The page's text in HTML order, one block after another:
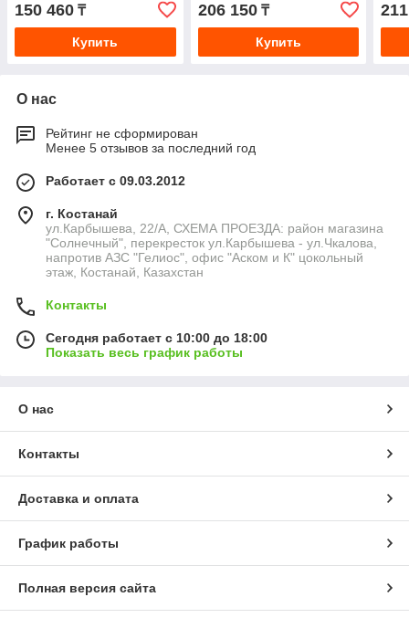
150 460 ₸
Купить
206 150₸
Купить
О нас
Рейтинг не сформирован
Менее 5 отзывов за последний год
Работает с 09.03.2012
г. Костанай
ул.Карбышева, 22/А, СХЕМА ПРОЕЗДА: район магазина
"Солнечный", перекресток ул.Карбышева - ул.Чкалова,
напротив АЗС "Гелиос", офис "Аском и К" цокольный
этаж, Костанай, Казахстан
Контакты
Сегодня работает с 10:00 до 18:00
Показать весь график работы
О нас
Контакты
Доставка и оплата
График работы
Полная версия сайта